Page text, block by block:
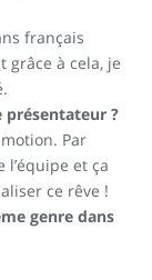
français
grâce à cela, je
présentateur ?
Par
l’équipe et ça
ce rêve !
genre dans